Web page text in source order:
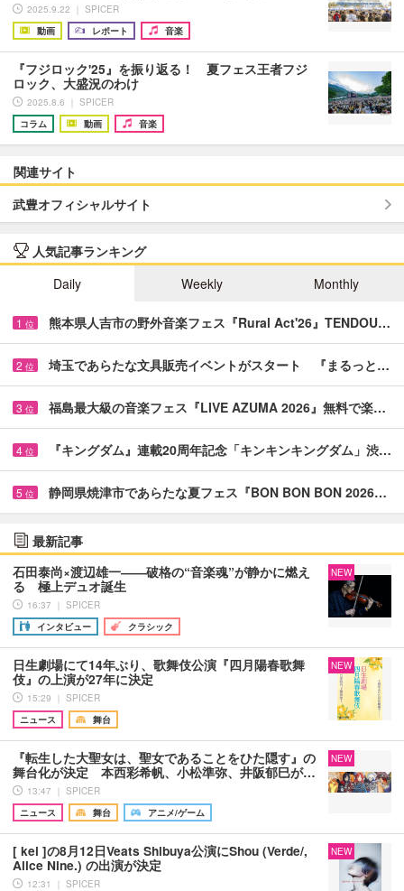
2025.9.22 ｜ SPICER
動画
レポート 音楽
『フジロック'25』を振り返る！ 夏フェス王者フジ
ロック、大盛況のわけ
2025.8.6 ｜ SPICER
コラム
動画 音楽
関連サイト
武豊オフィシャルサイト
人気記事ランキング
Daily
Weekly Monthly
1 位 熊本県人吉市の野外音楽フェス『Rural Act'26』TENDOU…
2 位 埼玉であらたな文具販売イベントがスタート 『まるっと…
3 位 福島最大級の音楽フェス『LIVE AZUMA 2026』無料で楽…
4 位 『キングダム』連載20周年記念「キンキンキングダム」渋…
5 位 静岡県焼津市であらたな夏フェス『BON BON BON 2026…
最新記事
石田泰尚×渡辺雄一――破格の“音楽魂”が静かに燃え
る 極上デュオ誕生
16:37 ｜ SPICER
インタビュー
クラシック
NEW
日生劇場にて14年ぶり、歌舞伎公演『四月陽春歌舞
伎』の上演が27年に決定
15:29 ｜ SPICER
ニュース
舞台
NEW
『転生した大聖女は、聖女であることをひた隠す』の
舞台化が決定 本西彩希帆、小松準弥、井阪郁巳が…
13:47 ｜ SPICER
ニュース
舞台 アニメ/ゲーム
NEW
[ kei ]の8月12日Veats Shibuya公演にShou (Verde/,
Alice Nine.) の出演が決定
12:31 ｜ SPICER
NEW